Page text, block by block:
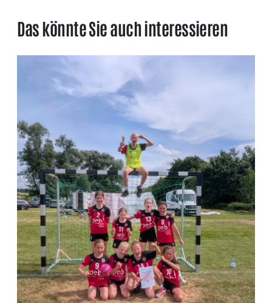
Das könnte Sie auch interessieren